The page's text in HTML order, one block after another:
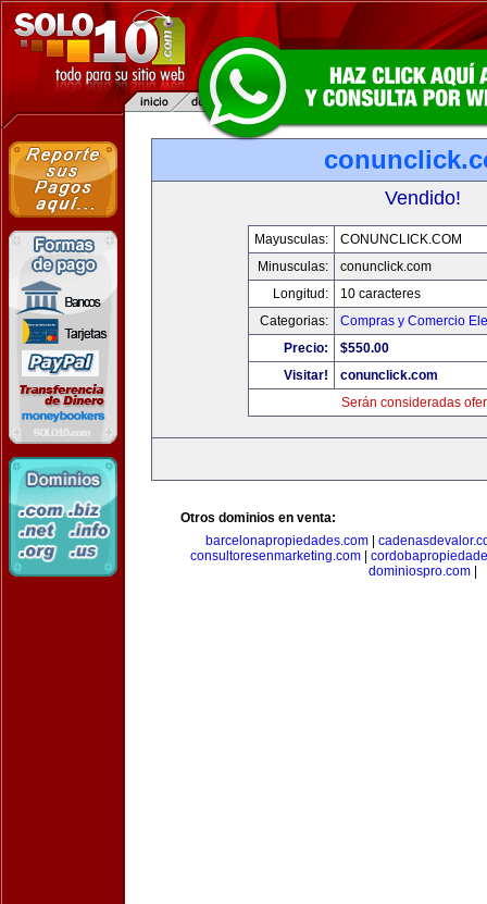
Vendido!
Mayusculas:
CONUNCLICK.COM
Minusculas:
conunclick.com
Longitud:
10 caracteres
Categorias:
Compras y Comercio
Precio:
$550.00
Visitar!
conunclick.com
Serán consideradas
Otros dominios en venta:
barcelonapropiedades.com|
consultoresenmarketing.com
dominiospro.com